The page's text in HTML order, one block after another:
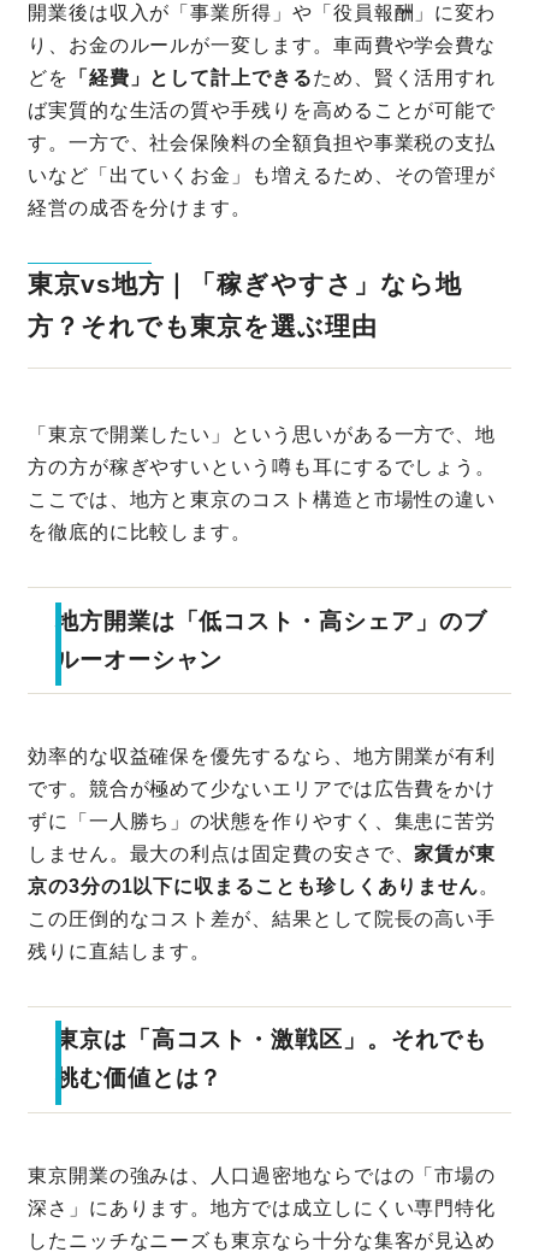
開業後は収入が「事業所得」や「役員報酬」に変わ
り、お金のルールが一変します。車両費や学会費な
どを
「経費」として計上できるため、賢く活用すれ
ば実質的な生活の質や手残りを高めることが可能で
す。一方で、社会保険料の全額負担や事業税の支払
いなど「出ていくお金」も増えるため、その管理が
経営の成否を分けます。
東京vs地方｜「稼ぎやすさ」なら地
方？それでも東京を選ぶ理由
「東京で開業したい」という思いがある一方で、地
方の方が稼ぎやすいという噂も耳にするでしょう。
ここでは、地方と東京のコスト構造と市場性の違い
を徹底的に比較します。
地方開業は「低コスト・高シェア」のブ
ルーオーシャン
効率的な収益確保を優先するなら、地方開業が有利
です。競合が極めて少ないエリアでは広告費をかけ
ずに「一人勝ち」の状態を作りやすく、集患に苦労
しません。最大の利点は固定費の安さで、家賃が東
京の3分の1以下に収まることも珍しくありません。
この圧倒的なコスト差が、結果として院長の高い手
残りに直結します。
東京は「高コスト・激戦区」。それでも
挑む価値とは？
東京開業の強みは、人口過密地ならではの「市場の
深さ」にあります。地方では成立しにくい専門特化
したニッチなニーズも東京なら十分な集客が見込め